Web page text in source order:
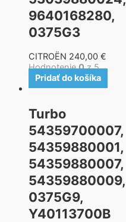
9640168280,
0375G3
CITROËN 240,00 €
Hodnotenie0z 5
Pridať do košíka
Turbo
54359700007,
54359880001,
54359880007,
54359880009,
0375G9,
Y40113700B